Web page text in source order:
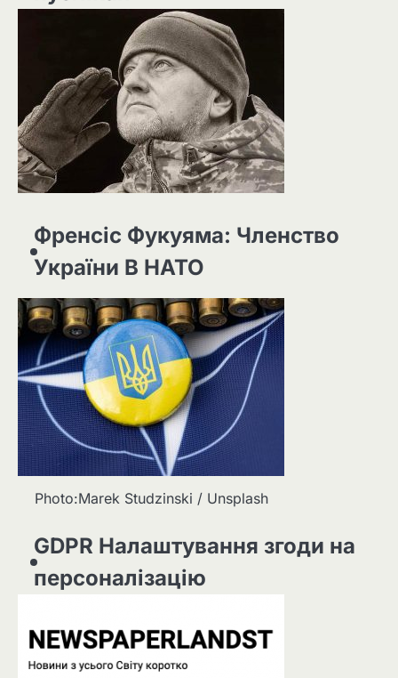
Френсіс Фукуяма: Членство
України В НАТО
Photo:Marek Studzinski / Unsplash
GDPR Налаштування згоди на
персоналізацію